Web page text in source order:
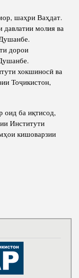
шаҳри Ваҳдат.
молия ва
дорои
хокшиносӣ ва
Тоҷикистон,
оид ба иқтисод,
Институти
кишоварзии